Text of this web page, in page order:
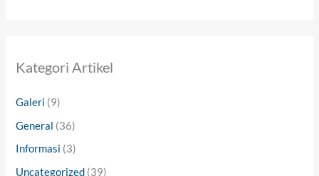
Kategori Artikel
Galeri (9)
General (36)
Informasi (3)
Uncategorized (39)